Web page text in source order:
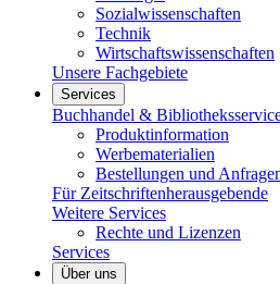
Sozialwissenschaften
Technik
Wirtschaftswissenschaften
Unsere Fachgebiete
Services
Buchhandel &
Produktinformation
Werbematerialien
Bestellungen und
Für Zeitschriftenherausgebende
Weitere Services
Rechte und Lizenzen
Services
Über uns